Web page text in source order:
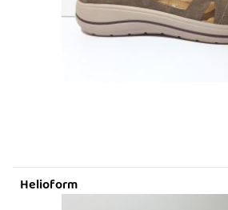
Helioform